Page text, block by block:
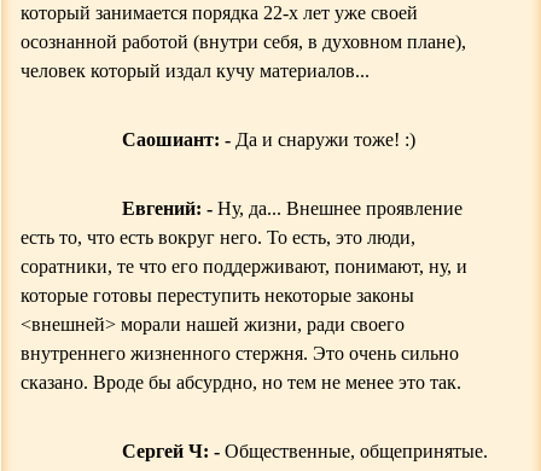
который занимается порядка 22-х лет уже своей
осознанной работой (внутри себя, в духовном плане),
человек который издал кучу материалов...
Саошиант: - Да и снаружи тоже! :)
Евгений: - Ну, да... Внешнее проявление
есть то, что есть вокруг него. То есть, это люди,
соратники, те что его поддерживают, понимают, ну, и
которые готовы переступить некоторые законы
<внешней> морали нашей жизни, ради своего
внутреннего жизненного стержня. Это очень сильно
сказано. Вроде бы абсурдно, но тем не менее это так.
Сергей Ч: - Общественные, общепринятые.